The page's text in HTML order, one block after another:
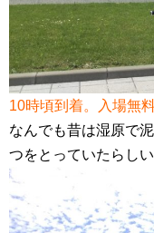
10時頃到着。入場無料
なんでも昔は湿原で
つをとっていたらしい